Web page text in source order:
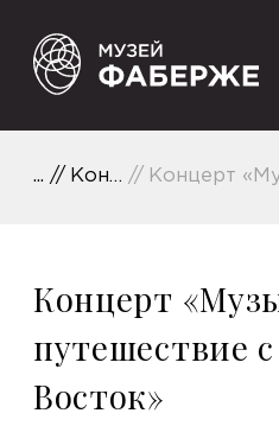
RU
Концерты Концерт
Концерт
путешествие
Восток»